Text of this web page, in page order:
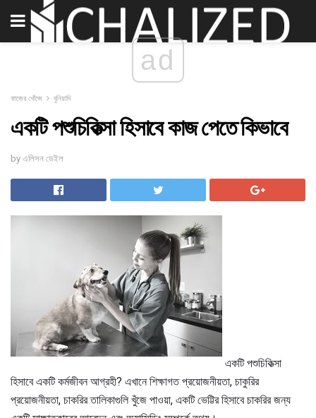
ad
কাজের খোঁজে বুনিয়াদি
একটি পশুচিকিত্সা হিসাবে কাজ পেতে কিভাবে
by এলিসন ডেইল
একটি পশুচিকিত্সা
হিসাবে একটি কর্মজীবন আগ্রহী? এখানে শিক্ষাগত প্রয়োজনীয়তা, চাকুরির
প্রয়োজনীয়তা, চাকরির তালিকাগুলি খুঁজে পাওয়া, একটি ভেট্টির হিসাবে চাকরির জন্য